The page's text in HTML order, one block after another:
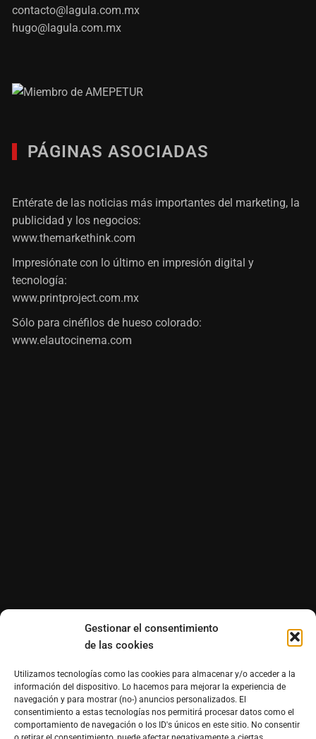
Gestionar el consentimiento
de las cookies
Utilizamos tecnologías como las cookies para almacenar y/o acceder a la
información del dispositivo. Lo hacemos para mejorar la experiencia de
navegación y para mostrar (no-) anuncios personalizados. El
consentimiento a estas tecnologías nos permitirá procesar datos como el
comportamiento de navegación o los ID's únicos en este sitio. No consentir
contacto@lagula.com.mx
hugo@lagula.com.mx
PÁGINAS ASOCIADAS
Entérate de las noticias más importantes del marketing, la
publicidad y los negocios:
www.themarkethink.com
Impresiónate con lo último en impresión digital y
tecnología:
www.printproject.com.mx
Sólo para cinéfilos de hueso colorado:
www.elautocinema.com